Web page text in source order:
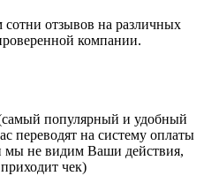
сотни отзывов на различных
компании.
популярный и удобный
переводят на систему оплаты
мы не видим Ваши действия,
чек)